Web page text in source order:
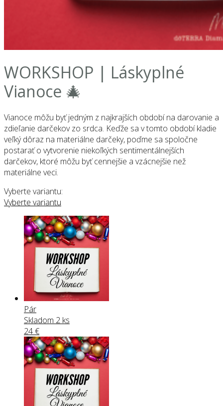
WORKSHOP | Láskyplné
Vianoce 🎄
Vianoce môžu byť jedným z najkrajších období na darovanie a
zdieľanie darčekov zo srdca. Keďže sa v tomto období kladie
veľký dôraz na materiálne darčeky, poďme sa spoločne
postarať o vytvorenie niekoľkých sentimentálnejších
darčekov, ktoré môžu byť cennejšie a vzácnejšie než
materiálne veci.
Vyberte variantu:
Vyberte variantu
Pár
Skladom 2 ks
24€